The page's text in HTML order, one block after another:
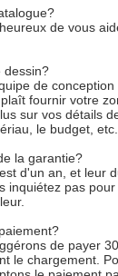
de vous
dessin?
de
fournir votre
sur vos détails
le budget, etc.
la garantie?
d'un an, et leur
inquiétez pas
de payer
le chargement.